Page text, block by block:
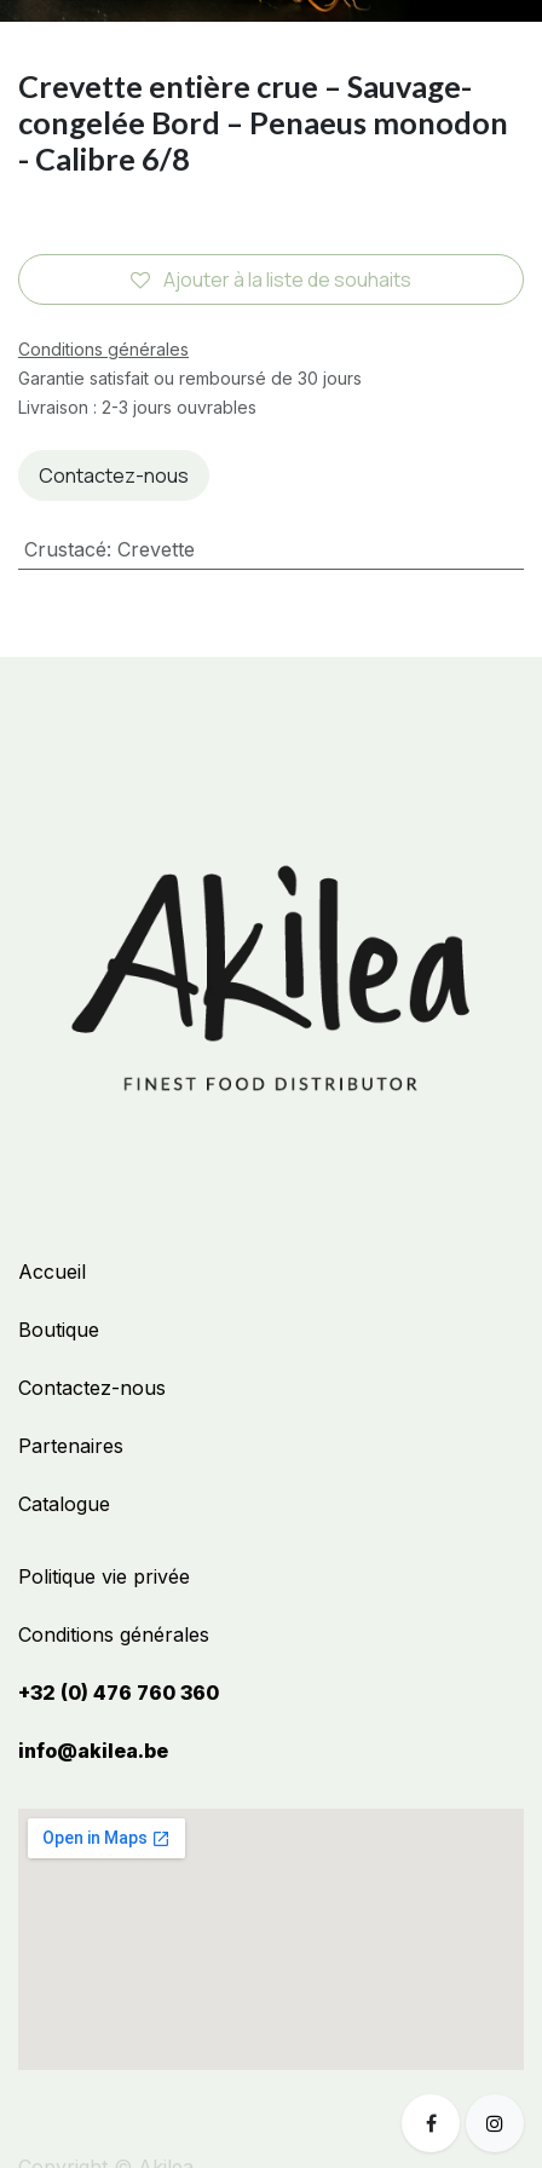
Crevette entière crue – Sauvage-
congelée Bord – Penaeus monodon
- Calibre 6/8
Ajouter à la liste de souhaits
Conditions générales
Garantie satisfait ou remboursé de 30 jours
Livraison : 2-3 jours ouvrables
Contactez-nous
Crustacé: Crevette
Politique vie privée
Conditions générales
+32 (0) 476 760 360
info@akilea.be​
Accueil
Boutique
Contactez-nous
Partenaires
Catalogue